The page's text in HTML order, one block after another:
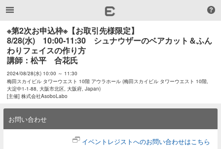
※第2次お申込枠※【お取引先様限定】
8/28(水)　10:00-11:30　シュナウザーのベアカット＆ふん
わりフェイスの作り方
講師：松平　合花氏
2024/08/28(水) 10:00 ～ 11:30
梅田スカイビル タワーウエスト 10階 アウラホール (梅田スカイビル タワーウエスト 10階,
大淀中1-1-88, 大阪市北区, 大阪府, Japan)
[主催] 株式会社AsoboLabo
お問い合わせ
イベントレジストへのお問い合わせはこちら